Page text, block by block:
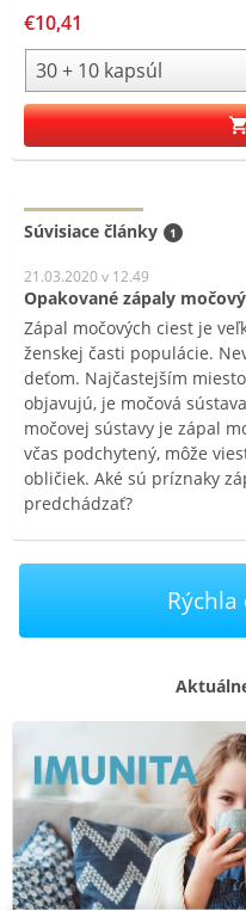
fruktooligosacharidy .
€10,41
Súvisiace články 1
21.03.2020 v 12.49
Opakované zápaly
Zápal močových ciest je
ženskej časti populácie.
deťom. Najčastejším
objavujú, je močová
močovej sústavy je zápal
včas podchytený, môže
obličiek. Aké sú príznaky
predchádzať?